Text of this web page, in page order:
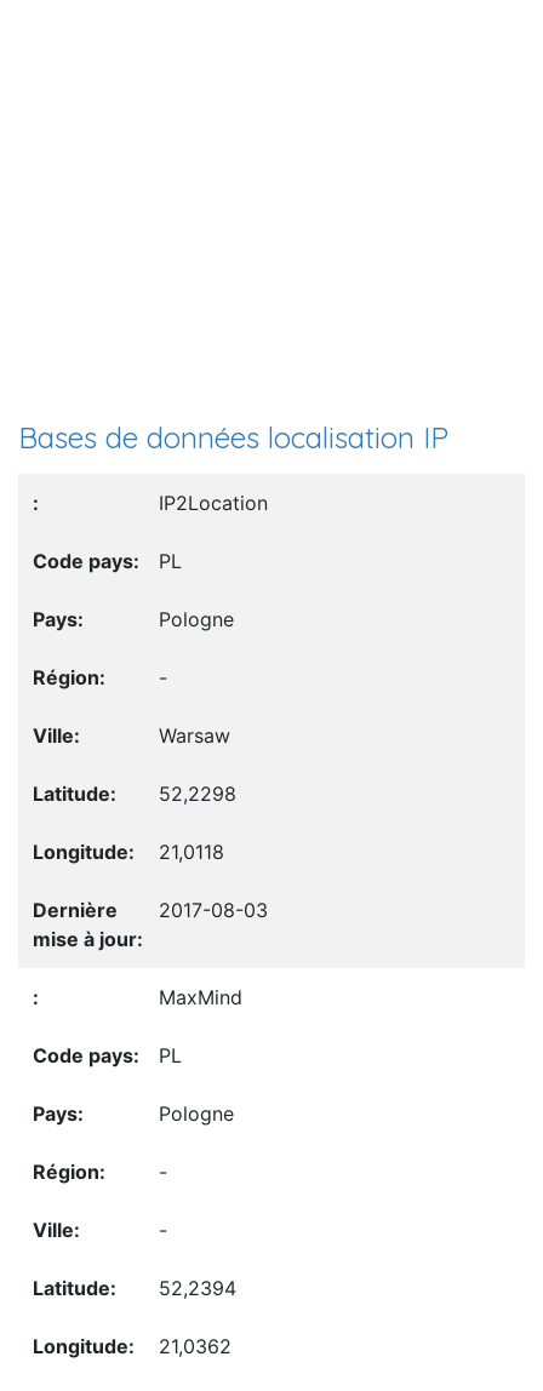
Bases de données localisation IP
IP2Location
PL
Pologne
-
Warsaw
52,2298
21,0118
2017-08-03
MaxMind
PL
Pologne
-
-
52,2394
21,0362